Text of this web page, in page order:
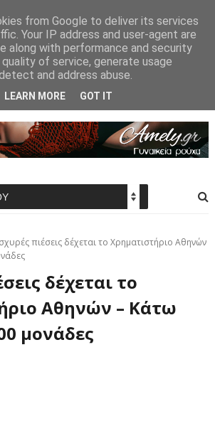
πιέσεις δέχεται το Χρηματιστήριο Αθηνών
δέχεται το
Αθηνών – Κάτω
μονάδες
from Google to deliver its services
Your IP address and user-agent are
along with performance and security
of service, generate usage
and address abuse.
LEARN MORE GOT IT